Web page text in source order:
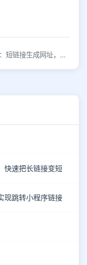
下一篇：短链接生成网址，快速生成短链接
快速把长链接变短
现跳转小程序链接